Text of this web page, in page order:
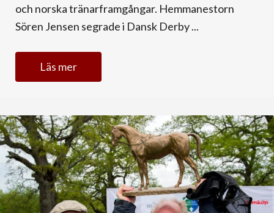
och norska tränarframgångar. Hemmanestorn
Sören Jensen segrade i Dansk Derby ...
Läs mer